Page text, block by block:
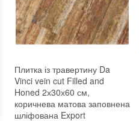
Плитка із травертину Da
Vinci vein cut Filled and
Honed 2х30х60 см,
коричнева матова заповнена
шліфована Export